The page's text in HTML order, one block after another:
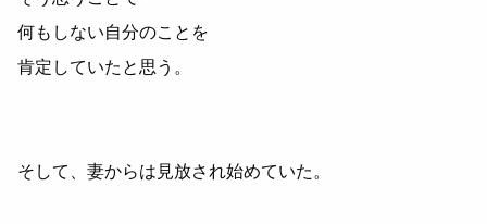
何もしない自分のことを
肯定していたと思う。
そして、妻からは見放され始めていた。